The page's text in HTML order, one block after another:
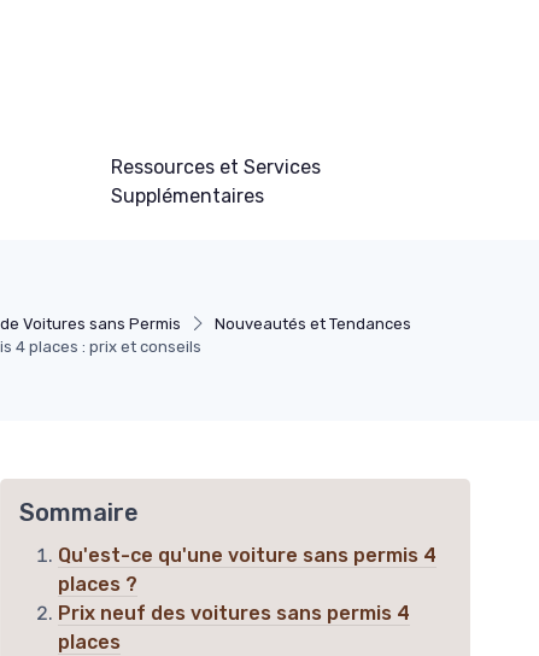
Ressources et Services
Supplémentaires
Voitures sans Permis
Nouveautés et Tendances
4 places : prix et conseils
Sommaire
Qu'est-ce qu'une voiture sans permis 4
places ?
Prix neuf des voitures sans permis 4
places